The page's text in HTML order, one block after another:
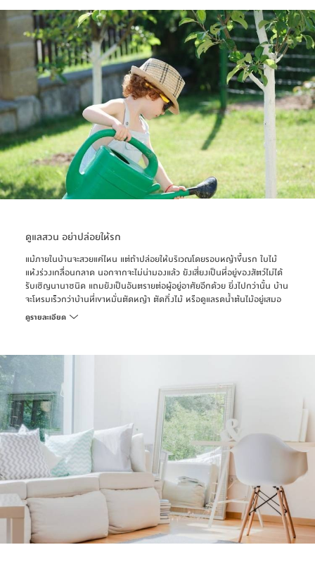
นิเจอร์บิวท์อินต่างๆ ส่วนเฟอร์นิเจอร์ตามท้องตลาดทั่วไป มักจะดูแลทำความ
สะอาดง่ายอยู่แล้ว หลักๆ ก็แค่ปัดฝุ่นหรือใช้ผ้าชุบน้ำหมาดๆ แล้วเช็ด
แต่ถ้าเป็นพวกโซฟาเนื้อผ้าหรือกำมะหยี่ ก็อาจจะใช้เครื่องดูดฝุ่นช่วย เพราะเนื้อ
ผ้าลักษณะนี้เป็นแหล่งสะสมเชื้อโรคชั้นดี ยิ่งบ้านไหนมีลูกหรือสัตว์เลี้ยง ยิ่งต้อง
หมั่นทำความสะอาดเสมอ ทั้งนี้ทั้งนั้น ไม่ว่าเฟอร์นิเจอร์ชนิดไหน ก็ต้องระวัง
เรื่องความชื้นหรือสารเคมีต่างๆ เพราะอาจจะเสียหายได้ง่ายและพังก่อนเวลาที่
เหมาะสม
ดูแลสวน อย่าปล่อยให้รก
แม้ภายในบ้านจะสวยแค่ไหน แต่ถ้าปล่อยให้บริเวณโดยรอบหญ้าขึ้นรก ใบไม้
แห้งร่วงเกลื่อนกลาด นอกจากจะไม่น่ามองแล้ว ยังเสี่ยงเป็นที่อยู่ของสัตว์ไม่ได้
รับเชิญนานาชนิด แถมยังเป็นอันตรายต่อผู้อยู่อาศัยอีกด้วย ยิ่งไปกว่านั้น บ้าน
จะโทรมเร็วกว่าบ้านที่เขาหมั่นตัดหญ้า ตัดกิ่งไม้ หรือดูแลรดน้ำต้นไม้อยู่เสมอ
ซึ่งถ้าหากไม่มีเวลา เราอาจเรียกใช้บริการคนสวนมาช่วยอีกแรงก็ได้
ดูรายละเอียด